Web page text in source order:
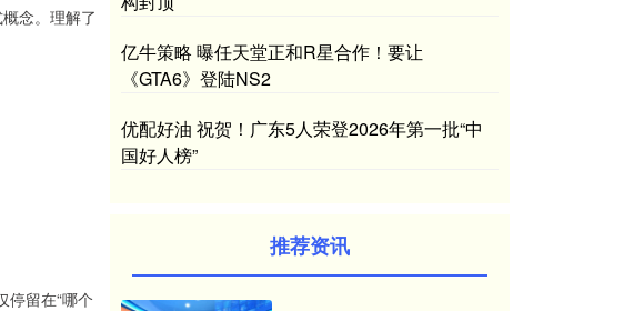
念。理解了
停留在“哪个
亿牛策略 曝任天堂正和R星合作！要让
《GTA6》登陆NS2
优配好油 祝贺！广东5人荣登2026年第一批“中
国好人榜”
推荐资讯